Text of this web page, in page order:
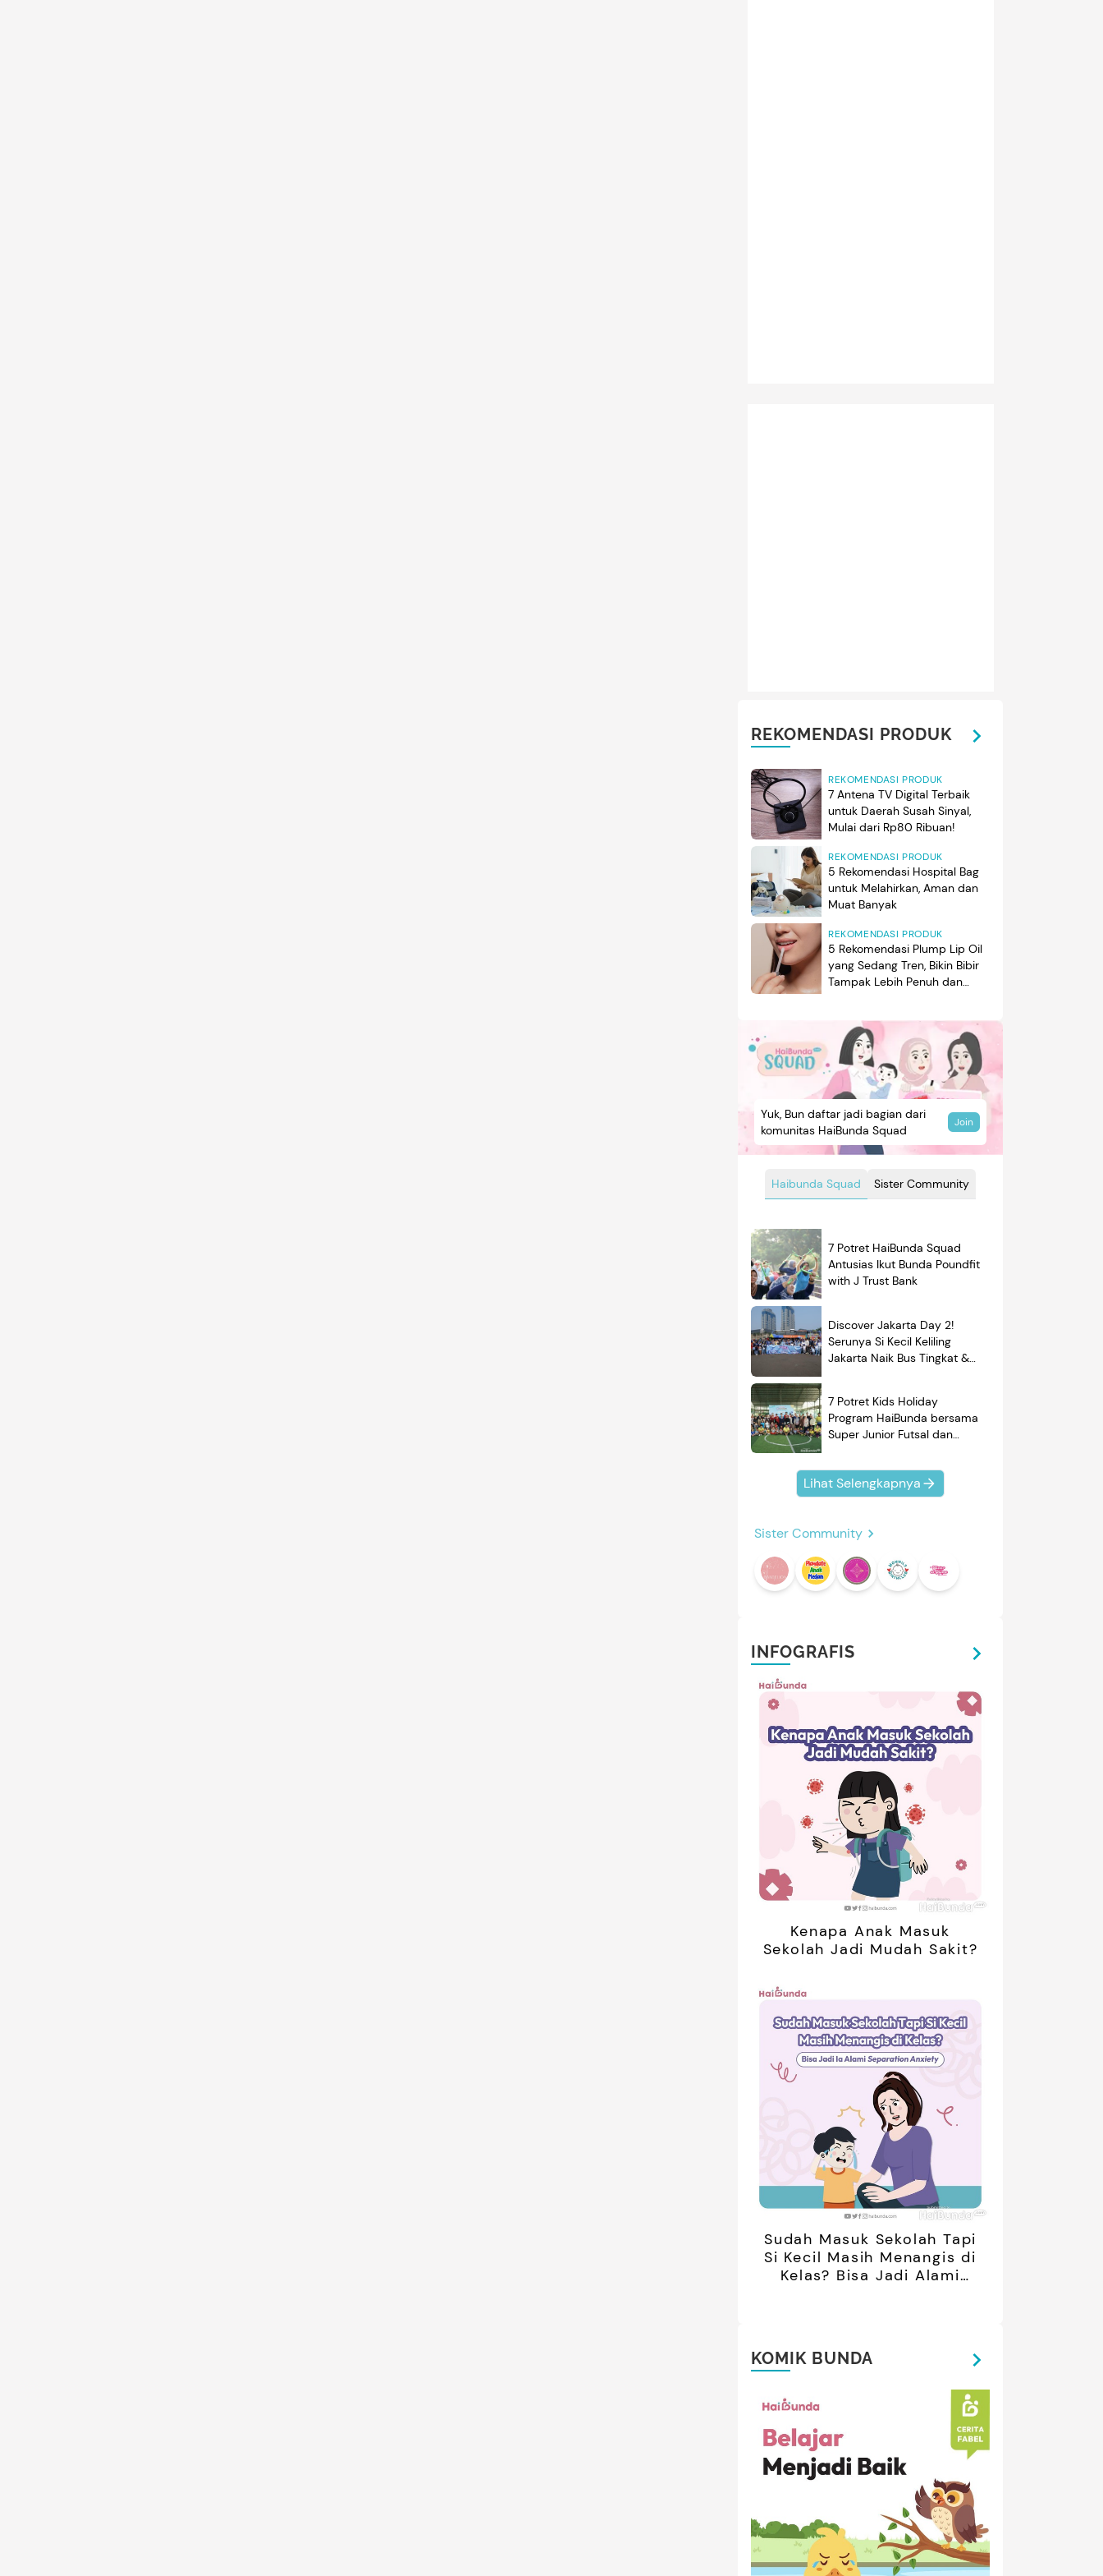
REKOMENDASI PRODUK
REKOMENDASI PRODUK
7 Antena TV Digital Terbaik
untuk Daerah Susah Sinyal,
Mulai dari Rp80 Ribuan!
REKOMENDASI PRODUK
5 Rekomendasi Hospital Bag
untuk Melahirkan, Aman dan
Muat Banyak
REKOMENDASI PRODUK
5 Rekomendasi Plump Lip Oil
yang Sedang Tren, Bikin Bibir
Tampak Lebih Penuh dan
Haibunda Squad Sister Community
Yuk, Bun daftar jadi bagian dari
komunitas HaiBunda Squad
Join
7 Potret HaiBunda Squad
Antusias Ikut Bunda Poundfit
with J Trust Bank
Discover Jakarta Day 2!
Serunya Si Kecil Keliling
Jakarta Naik Bus Tingkat &
7 Potret Kids Holiday
Program HaiBunda bersama
Super Junior Futsal dan
Kompak Banget!
Lihat Selengkapnya
Sister Community
INFOGRAFIS
Kenapa Anak Masuk
Sekolah Jadi Mudah Sakit?
Sudah Masuk Sekolah Tapi
Si Kecil Masih Menangis di
Kelas? Bisa Jadi Alami
KOMIK BUNDA